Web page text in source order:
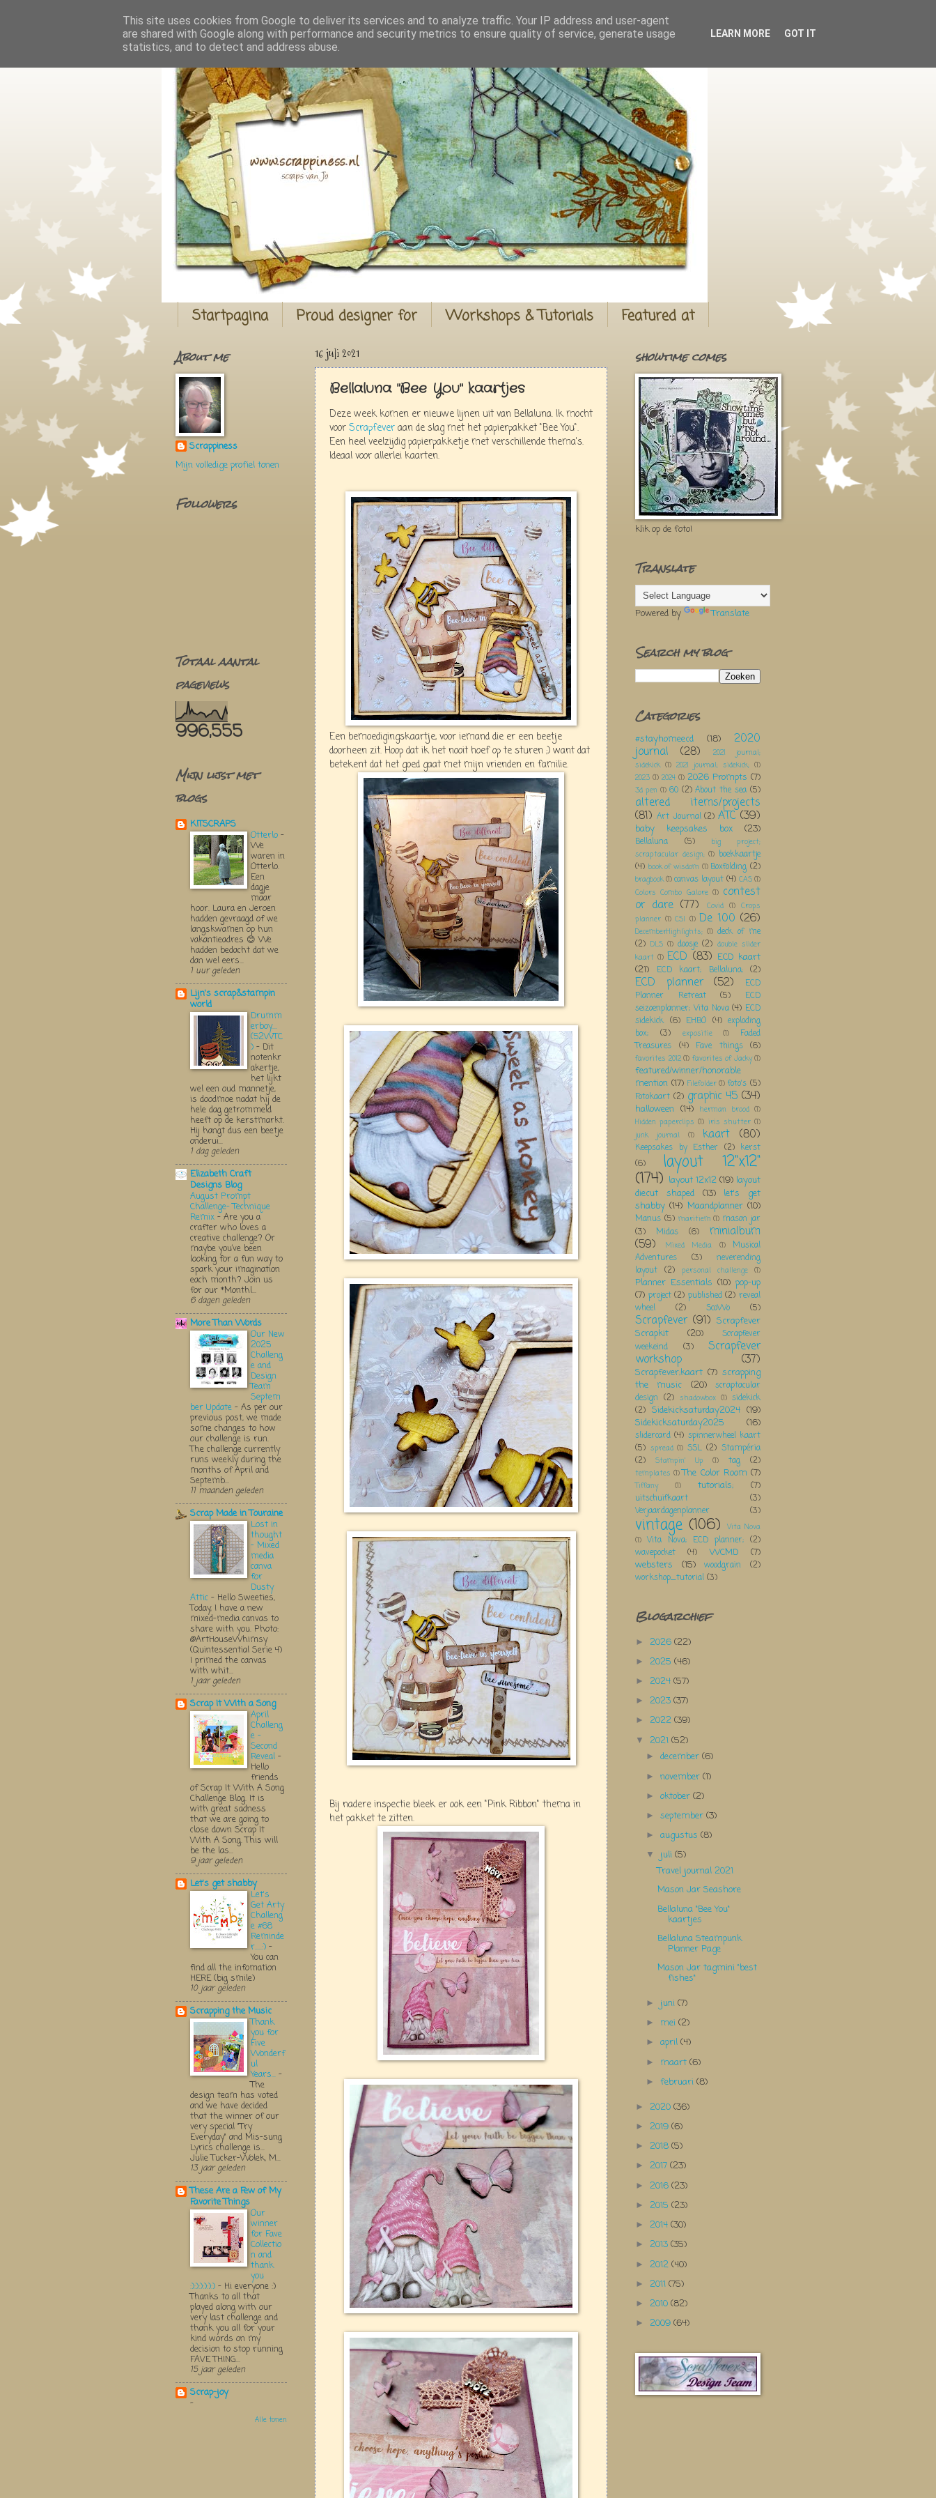
Startpagina Proud designer for Workshops & Tutorials Featured at
16 juli 2021
Bellaluna "Bee You" kaartjes
Deze week komen er nieuwe lijnen uit van Bellaluna. Ik mocht
voorScrapfeveraan de slag met het papierpakket "Bee You".
Een heel veelzijdig papierpakketje met verschillende thema's.
Ideaal voor allerlei kaarten.
Een bemoedigingskaartje, voor iemand die er een beetje
doorheen zit. Hoop dat ik het nooit hoef op te sturen ;) want dat
betekent dat het goed gaat met mijn vrienden en familie.
Bij nadere inspectie bleek er ook een "Pink Ribbon" thema in
het pakket te zitten.
About me
Scrappiness
Mijn volledige profiel tonen
Followers
Totaal aantal
pageviews
996,555
Mijn lijst met
blogs
KITSCRAPS
Otterlo -
We
waren in
Otterlo.
Een
dagje
maar
hoor. Laura en Jeroen
hadden gevraagd of we
langskwamen op hun
vakantieadres 😊 We
hadden bedacht dat we
dan wel eers...
1 uur geleden
Lijn's scrap&stampin
world
Drumm
erboy....
(52WTC
) - Dit
notenkr
akertje,
het lijkt
wel een oud mannetje,
is doodmoe nadat hij de
hele dag getrommeld
heeft op de kerstmarkt.
Hij hangt dus een beetje
onderui...
1 dag geleden
Elizabeth Craft
Designs Blog
August Prompt
Challenge- Technique
Remix - Are you a
crafter who loves a
creative challenge? Or
maybe you’ve been
looking for a fun way to
spark your imagination
each month? Join us
for our *Monthl...
6 dagen geleden
More Than Words
Our New
2025
Challeng
e and
Design
Team
Septem
ber Update - As per our
previous post, we made
some changes to how
our challenge is run.
The challenge currently
runs weekly during the
months of April and
Septemb...
11 maanden geleden
Scrap Made in Touraine
Lost in
thought
- Mixed
media
canva
for
Dusty
Attic - Hello Sweeties,
Today, I have a new
mixed-media canvas to
share with you. Photo:
@ArtHouseWhimsy
(Quintessential Serie 4)
I primed the canvas
with whit...
1 jaar geleden
Scrap It With a Song
April
Challeng
e -
Second
Reveal -
Hello
friends
of Scrap It With A Song
Challenge Blog. It is
with great sadness
that we are going to
close down Scrap It
With A Song. This will
be the las...
9 jaar geleden
Let's get shabby
Let's
Get Arty
Challeng
e #68
Reminde
r.....:) -
You can
find all the infomation
HERE (big smile)
10 jaar geleden
Scrapping the Music
Thank
you for
Five
Wonderf
ul
Years... -
The
design team has voted
and we have decided
that the winner of our
very special "Try
Everyday" and Mis-sung
Lyrics challenge is...
Julie Tucker-Wolek, M...
13 jaar geleden
These Are a Few of My
Favorite Things
Our
winner
for Fave
Collectio
n and
thank
you
:):):):):):) - Hi everyone :)
Thanks to all that
played along with our
very last challenge and
thank you all for your
kind words on my
decision to stop running
FAVE THING...
15 jaar geleden
Scrap-joy
-
Alle tonen
showtime comes
klik op de foto!
Translate
Powered by Translate
Search my blog
Categories
#stayhomeecd (18) 2020
journal (28)
2021 journal;
sidekick (1) 2021 journal; sidekick; (1)
2023 (1) 2024 (1) 2026 Prompts (7)
3d pen (1) 60 (2) About the sea (5)
altered items/projects
(81) Art Journal (2) ATC (39)
baby keepsakes box (23)
Bellaluna (5)
big project;
scraptacular design; (1) boekkaartje
(4) book of wisdom (1) Boxfolding (2)
bragbook(1)canvas layout (4) CAS(1)
Colors Combo Galore (1) contest
or dare (77) Covid (1) Crops
planner (1) CSI (1) De 100 (26)
DecemberHighlights; (1) deck of me
(2) DLS (1) doosje (2) double slider
kaart (1) ECD (83) ECD kaart
(21)
ECD kaart; Bellaluna; (2)
ECD planner (52)
ECD
Planner Retreat
(5)
ECD
seizoenplanner; Vita Nova (4) ECD
sidekick (6) EHBO (4) exploding
box;
(3) expositie (1)
Faded
Treasures
(4) Fave things (6)
favorites 2012 (1) favorites of Jacky (1)
featured/winner/honorable
mention (17) Filefolder (1) foto's (5)
Fotokaart (2) graphic 45 (34)
halloween (14) herman brood (1)
Hidden paperclips (1) iris shutter (1)
junk journal
(1) kaart (80)
Keepsakes by Esther (2) kerst
(6)
layout 12"x12"
(174) layout 12x12 (19) layout
diecut shaped
(13)
let's get
shabby (14) Maandplanner (10)
Manus (5) maritiem (1) mason jar
(3)
Midas (6) minialbum
(59) Mixed Media (1)
Musical
Adventures
(3)
neverending
layout (2) personal challenge (1)
Planner Essentials (10) pop-up
(7) project (2) published (2) reveal
wheel
(2) ScoWo (5)
Scrapfever (91) Scrapfever
Scrapkit
(20)
Scrapfever
weekeind
(3) Scrapfever
workshop (37)
Scrapfever;kaart (7) scrapping
the music
(20)
scraptacular
design (2) shadowbox (1) sidekick
(2) Sidekicksaturday2024 (19)
Sidekicksaturday2025
(16)
slidercard (4) spinnerwheel kaart
(5) spread (1) SSL (2) Stampéria
(2)
Stampin' Up (1) tag (2)
templates (1) The Color Room (7)
Tiffany (1) tutorials; (7)
uitschuifkaart
(3)
Verjaardagenplanner
(3)
vintage (106)
Vita Nova
(1) Vita Nova; ECD planner; (2)
wavepocket
(4) WCMD
(7)
websters
(15) woodgrain
(2)
workshop_tutorial (3)
Blogarchief
► 2026 (22)
► 2025 (46)
► 2024 (57)
► 2023 (37)
► 2022 (39)
▼ 2021 (52)
►december(6)
►november(1)
►oktober(2)
►september(3)
►augustus(8)
▼ juli(5)
Travel journal 2021
Mason Jar Seashore
Bellaluna "Bee You"
kaartjes
Bellaluna Steampunk
Planner Page
Mason Jar tagmini "best
fishes"
► juni(7)
► mei(2)
►april(4)
► maart(6)
►februari(8)
► 2020 (36)
► 2019 (6)
► 2018 (5)
► 2017 (23)
► 2016 (23)
► 2015 (23)
► 2014 (30)
► 2013 (35)
► 2012 (40)
► 2011 (75)
► 2010 (82)
► 2009 (64)
This site uses cookies from Google to deliver its services and to analyze traffic. Your IP address and user-agent
are shared with Google along with performance and security metrics to ensure quality of service, generate usage
statistics, and to detect and address abuse.
LEARN MORE GOT IT